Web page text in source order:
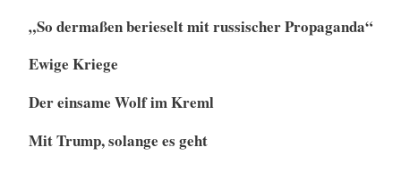
„So dermaßen berieselt mit russischer Propaganda“
Ewige Kriege
Der einsame Wolf im Kreml
Mit Trump, solange es geht